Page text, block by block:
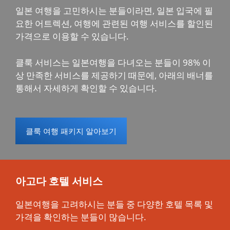
일본 여행을 고민하시는 분들이라면, 일본 입국에 필
요한 어트렉션, 여행에 관련된 여행 서비스를 할인된
가격으로 이용할 수 있습니다.
클룩 서비스는 일본여행을 다녀오는 분들이 98% 이
상 만족한 서비스를 제공하기 때문에, 아래의 배너를
통해서 자세하게 확인할 수 있습니다.
클룩 여행 패키지 알아보기
아고다 호텔 서비스
일본여행을 고려하시는 분들 중 다양한 호텔 목록 및
가격을 확인하는 분들이 많습니다.